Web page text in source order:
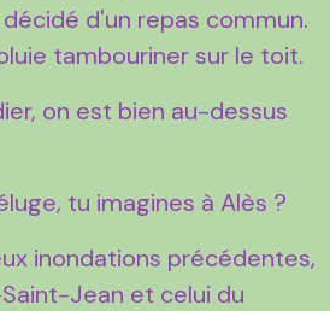
d'un repas commun.
tambouriner sur le toit.
on est bien au-dessus
tu imagines à Alès ?
inondations précédentes,
Jean et celui du